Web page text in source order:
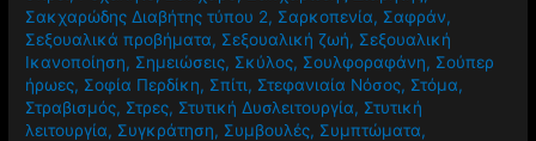
Σακχαρώδης Διαβήτης τύπου 2, Σαρκοπενία, Σαφράν,
Σεξουαλικά προβήματα, Σεξουαλική ζωή, Σεξουαλική
Ικανοποίηση, Σημειώσεις, Σκύλος, Σουλφοραφάνη, Σούπερ
ήρωες, Σοφία Περδίκη, Σπίτι, Στεφανιαία Νόσος, Στόμα,
Στραβισμός, Στρες, Στυτική Δυσλειτουργία, Στυτική
λειτουργία, Συγκράτηση, Συμβουλές, Συμπτώματα,